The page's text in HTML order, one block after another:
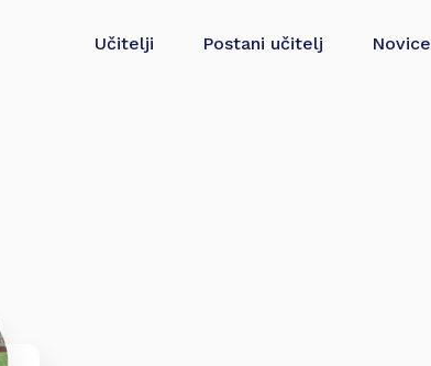
Učitelji Postani učitelj Novice